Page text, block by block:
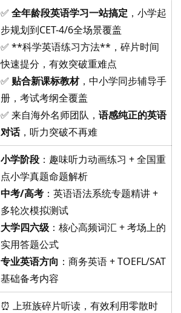
✅ 全年龄段英语学习一站搞定 ，小学起
步规划到CET-4/6全场景覆盖
✅ **科学英语练习方法**，碎片时间
快速提分，有效突破重难点
✅ 贴合新课标教材，中小学同步辅导手
册，考试考纲全覆盖
✅ 来自海外名师团队， 语感纯正的英语
对话，听力突破不再难
小学阶段 ：趣味听力动画练习 + 全国重
点小学真题命题解析
中考/高考 ：英语语法系统专题精讲 +
多轮次模拟测试
大学四六级 ：核心高频词汇 + 考场上的
实用答题公式
专业英语方向 ：商务英语 + TOEFL/SAT
基础备考内容
⏰ 上班族碎片听读，有效利用零散时